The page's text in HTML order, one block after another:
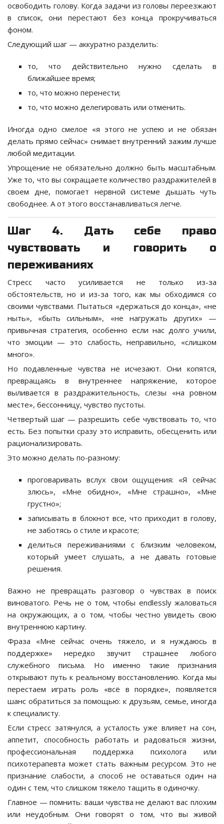
освободить голову. Когда задачи из головы переезжают
в список, они перестают без конца прокручиваться
фоном.
Следующий шаг — аккуратно разделить:
то, что действительно нужно сделать в
ближайшее время;
то, что можно перенести;
то, что можно делегировать или отменить.
Иногда одно смелое «я этого не успею и не обязан
делать прямо сейчас» снимает внутренний зажим лучше
любой медитации.
Упрощение не обязательно должно быть масштабным.
Уже то, что вы сокращаете количество раздражителей в
своем дне, помогает нервной системе дышать чуть
свободнее. А от этого восстанавливаться легче.
Шаг 4. Дать себе право
чувствовать и говорить о
переживаниях
Стресс часто усиливается не только из-за
обстоятельств, но и из-за того, как мы обходимся со
своими чувствами. Пытаться «держаться до конца», «не
ныть», «быть сильным», «не нагружать других» —
привычная стратегия, особенно если нас долго учили,
что эмоции — это слабость, неправильно, «слишком
много».
Но подавленные чувства не исчезают. Они копятся,
превращаясь в внутреннее напряжение, которое
выливается в раздражительность, слезы «на ровном
месте», бессонницу, чувство пустоты.
Четвертый шаг — разрешить себе чувствовать то, что
есть. Без попытки сразу это исправить, обесценить или
рационализировать.
Это можно делать по-разному:
проговаривать вслух свои ощущения: «Я сейчас
злюсь», «Мне обидно», «Мне страшно», «Мне
грустно»;
записывать в блокнот все, что приходит в голову,
не заботясь о стиле и красоте;
делиться переживаниями с близким человеком,
который умеет слушать, а не давать готовые
решения.
Важно не превращать разговор о чувствах в поиск
виноватого. Речь не о том, чтобы endlessly жаловаться
на окружающих, а о том, чтобы честно увидеть свою
внутреннюю картину.
Фраза «Мне сейчас очень тяжело, и я нуждаюсь в
поддержке» нередко звучит страшнее любого
служебного письма. Но именно такие признания
открывают путь к реальному восстановлению. Когда мы
перестаем играть роль «всё в порядке», появляется
шанс обратиться за помощью: к друзьям, семье, иногда
к специалисту.
Если стресс затянулся, а усталость уже влияет на сон,
аппетит, способность работать и радоваться жизни,
профессиональная поддержка психолога или
психотерапевта может стать важным ресурсом. Это не
признание слабости, а способ не оставаться один на
один с тем, что слишком тяжело тащить в одиночку.
Главное — помнить: ваши чувства не делают вас плохим
или неудобным. Они говорят о том, что вы живой